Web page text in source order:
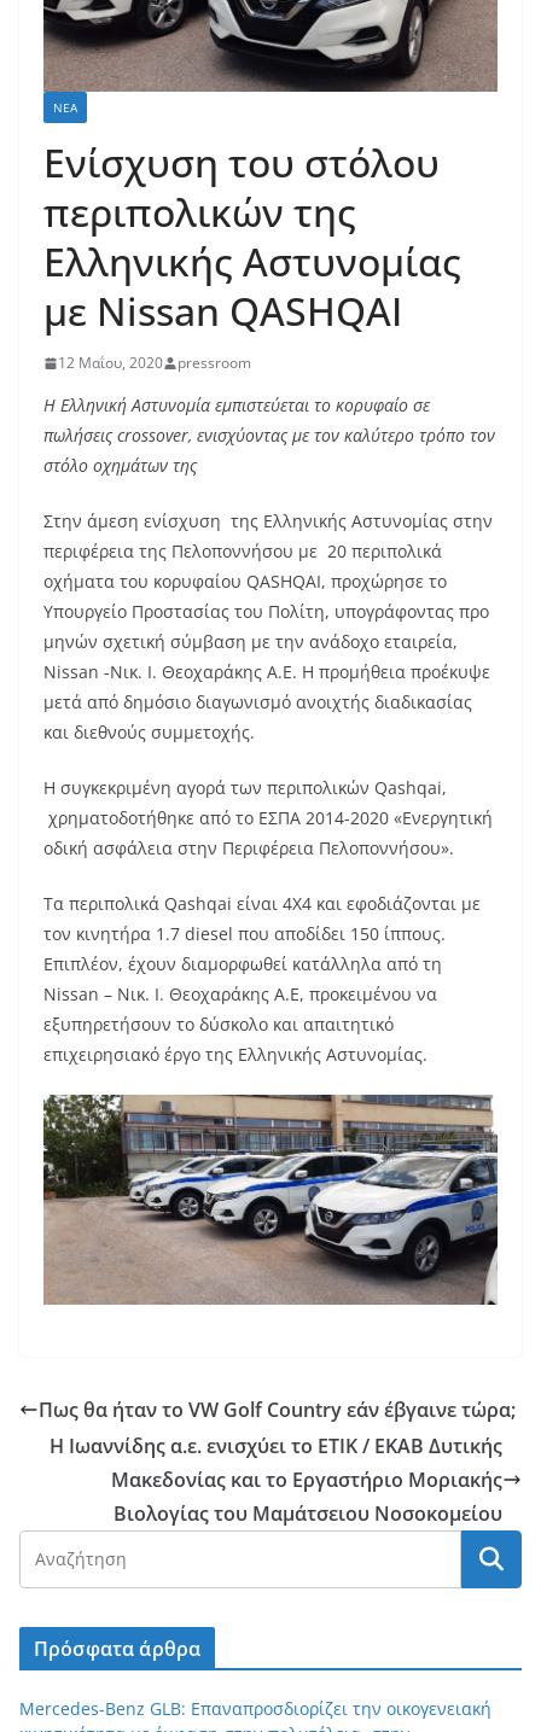
ΝΈΑ
Ενίσχυση του στόλου
περιπολικών της
Ελληνικής Αστυνομίας
με Nissan QASHQAI
12 Μαΐου, 2020 pressroom
Η Ελληνική Αστυνομία εμπιστεύεται το κορυφαίο σε
πωλήσειςcrossover, ενισχύοντας με τον καλύτερο τρόπο τον
στόλο οχημάτων της
Στην άμεση ενίσχυση της Ελληνικής Αστυνομίας στην
περιφέρεια της Πελοποννήσου με 20 περιπολικά
οχήματα του κορυφαίου QASHQAI, προχώρησε το
Υπουργείο Προστασίας του Πολίτη, υπογράφοντας προ
μηνών σχετική σύμβαση με την ανάδοχο εταιρεία,
Nissan -Νικ. Ι. Θεοχαράκης Α.Ε. Η προμήθεια προέκυψε
μετά από δημόσιο διαγωνισμό ανοιχτής διαδικασίας
και διεθνούς συμμετοχής.
Η συγκεκριμένη αγορά των περιπολικών Qashqai,
χρηματοδοτήθηκε από το ΕΣΠΑ 2014-2020 «Ενεργητική
οδική ασφάλεια στην Περιφέρεια Πελοποννήσου».
Τα περιπολικά Qashqai είναι 4Χ4 και εφοδιάζονται με
τον κινητήρα 1.7 diesel που αποδίδει 150 ίππους.
Επιπλέον, έχουν διαμορφωθεί κατάλληλα από τη
Nissan – Νικ. Ι. Θεοχαράκης Α.Ε, προκειμένου να
εξυπηρετήσουν το δύσκολο και απαιτητικό
επιχειρησιακό έργο της Ελληνικής Αστυνομίας.
Πως θα ήταν το VW Golf Country εάν έβγαινε τώρα;
Η Ιωαννίδης α.ε. ενισχύει το ΕΤΙΚ / ΕΚΑΒ Δυτικής
Μακεδονίας και το Εργαστήριο Μοριακής
Βιολογίας του Μαμάτσειου Νοσοκομείου
Πρόσφατα άρθρα
Mercedes-Benz GLB: Επαναπροσδιορίζει την οικογενειακή